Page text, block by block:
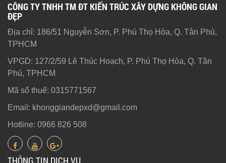
CÔNG TY TNHH TM ĐT KIẾN TRÚC XÂY DỰNG KHÔNG GIAN
ĐẸP
Địa chỉ: 186/51 Nguyễn Sơn, P. Phú Thọ Hòa, Q. Tân Phú,
TPHCM
VPGD: 127/2/59 Lê Thúc Hoạch, P. Phú Thọ Hòa, Q. Tân
Phú, TPHCM
Mã số thuế: 0315771567
Email: khonggiandepxd@gmail.com
Hotline: 0966 826 508